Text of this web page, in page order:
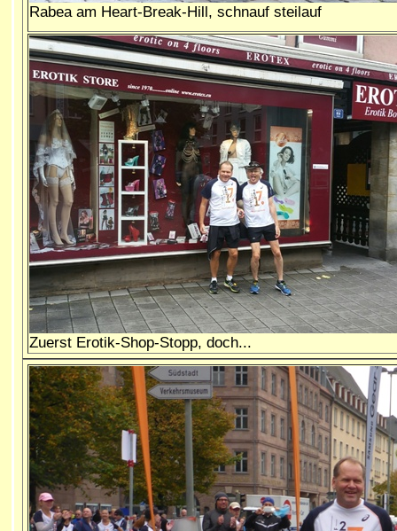
Rabea am Heart-Break-Hill, schnauf steilauf
Zuerst Erotik-Shop-Stopp, doch...